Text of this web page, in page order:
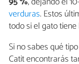
verduras. Estos
todo si el gato
Si no sabes qué
Catit encontrarás